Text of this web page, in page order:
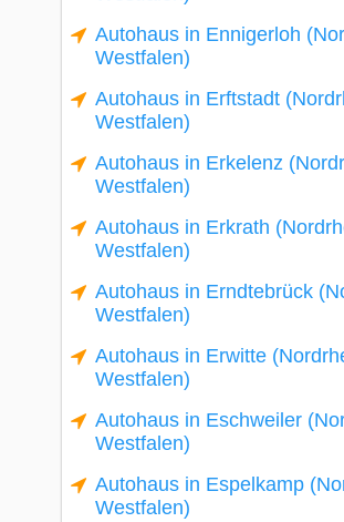
Autohaus in Ennigerloh
Westfalen)
Autohaus in Erftstadt
Westfalen)
Autohaus in Erkelenz
Westfalen)
Autohaus in Erkrath
Westfalen)
Autohaus in Erndtebrück
Westfalen)
Autohaus in Erwitte
Westfalen)
Autohaus in Eschweiler
Westfalen)
Autohaus in Espelkamp
Westfalen)